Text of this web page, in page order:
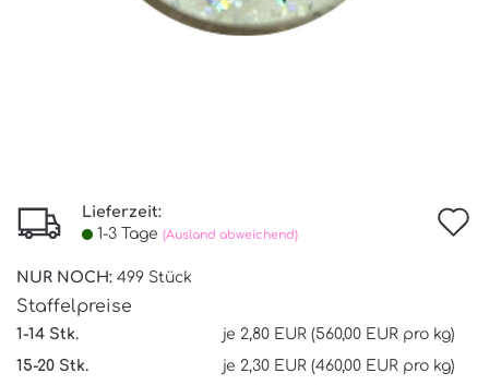
Lieferzeit:
1-3 Tage (Ausland abweichend)
NUR NOCH: 499 Stück
Staffelpreise
1-14 Stk.
je 2,80 EUR (560,00 EUR pro kg)
15-20 Stk.
je 2,30 EUR (460,00 EUR pro kg)